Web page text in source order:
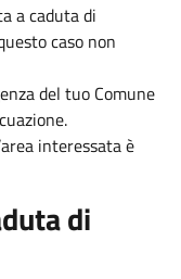
a caduta di
caso non
del tuo Comune
interessata è
di